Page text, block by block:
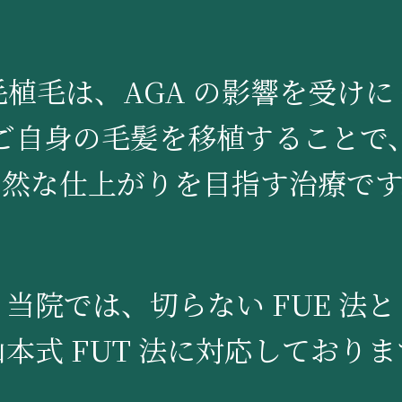
毛は、AGA の影響を受けに
自身の毛髪を移植することで、
な仕上がりを目指す治療です
当院では、切らない FUE 法と
式 FUT 法に対応しており